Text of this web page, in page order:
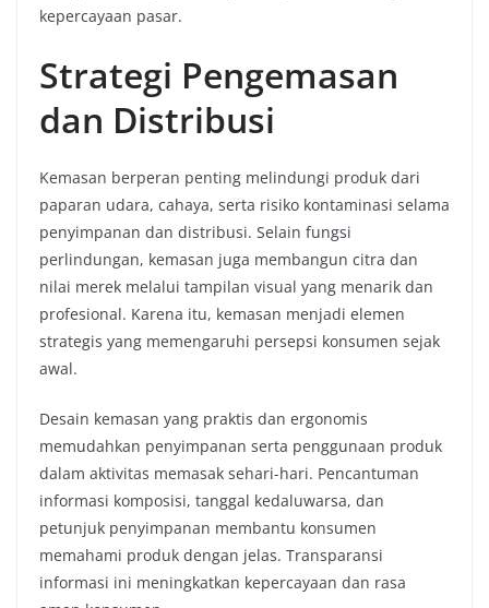
kepercayaan pasar.
Strategi Pengemasan
dan Distribusi
Kemasan berperan penting melindungi produk dari
paparan udara, cahaya, serta risiko kontaminasi selama
penyimpanan dan distribusi. Selain fungsi
perlindungan, kemasan juga membangun citra dan
nilai merek melalui tampilan visual yang menarik dan
profesional. Karena itu, kemasan menjadi elemen
strategis yang memengaruhi persepsi konsumen sejak
awal.
Desain kemasan yang praktis dan ergonomis
memudahkan penyimpanan serta penggunaan produk
dalam aktivitas memasak sehari-hari. Pencantuman
informasi komposisi, tanggal kedaluwarsa, dan
petunjuk penyimpanan membantu konsumen
memahami produk dengan jelas. Transparansi
informasi ini meningkatkan kepercayaan dan rasa